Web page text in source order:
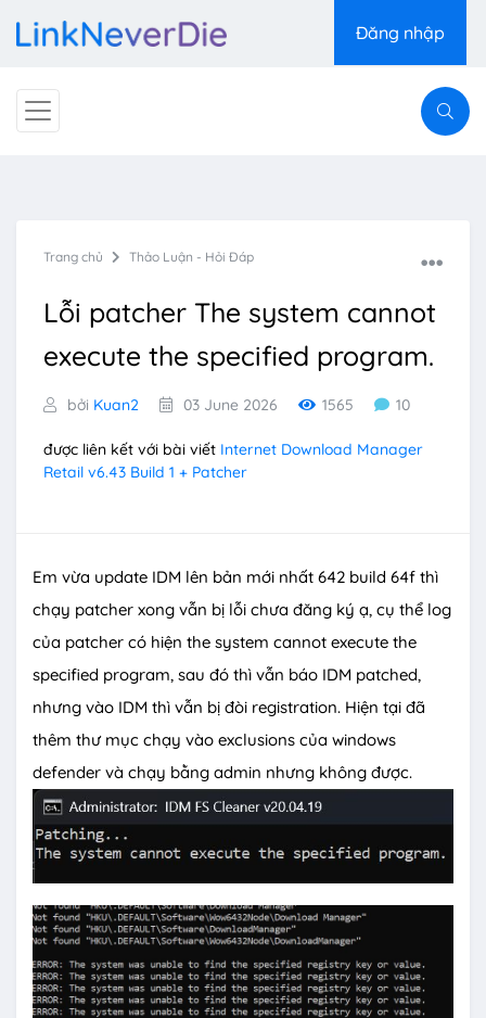
Đăng nhập
Trang chủ Thảo Luận - Hỏi Đáp
Lỗi patcher The system cannot
execute the specified program.
bởi Kuan2 03 June 2026 1565 10
được liên kết với bài viết Internet Download Manager
Retail v6.43 Build 1 + Patcher
Em vừa update IDM lên bản mới nhất 642 build 64f thì
chạy patcher xong vẫn bị lỗi chưa đăng ký ạ, cụ thể log
của patcher có hiện the system cannot execute the
specified program, sau đó thì vẫn báo IDM patched,
nhưng vào IDM thì vẫn bị đòi registration. Hiện tại đã
thêm thư mục chạy vào exclusions của windows
defender và chạy bằng admin nhưng không được.